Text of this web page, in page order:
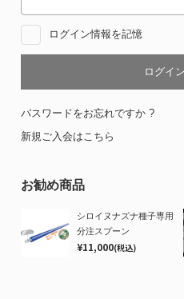
ログイン情報を記憶
パスワードをお忘れですか ?
新規ご入会はこちら
お勧め商品
シロイヌナズナ種子専用
分注スプーン
¥11,000(税込)